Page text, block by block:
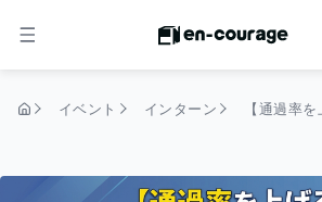
メニュー
イベント インターン